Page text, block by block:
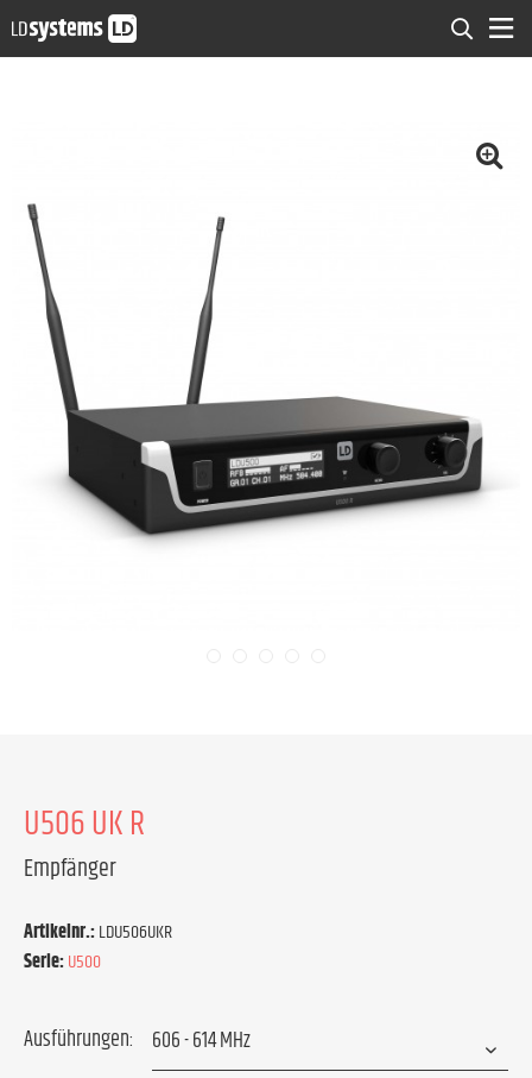
U506 UK R
Empfänger
Artikelnr.:LDU506UKR
Serie:U500
Ausführungen: